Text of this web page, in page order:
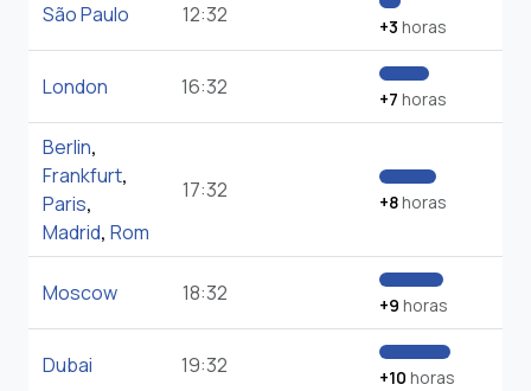
São Paulo 12:32 +3 horas
London 16:32 +7 horas
Berlin,
Frankfurt,
Paris,
Madrid, Rom
17:32 +8horas
Moscow 18:32 +9 horas
Dubai 19:32 +10 horas